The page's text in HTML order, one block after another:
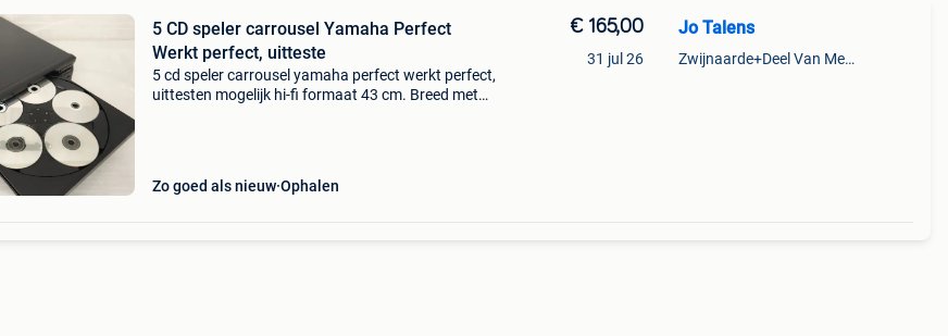
5 CD speler carrousel Yamaha Perfect
Werkt perfect, uitteste
5 cd speler carrousel yamaha perfect werkt perfect,
uittesten mogelijk hi-fi formaat 43 cm. Breed met
Zo goed als nieuw Ophalen
€ 165,00
31 jul 26
Jo Talens
Zwijnaarde+Deel Van Merelbeke